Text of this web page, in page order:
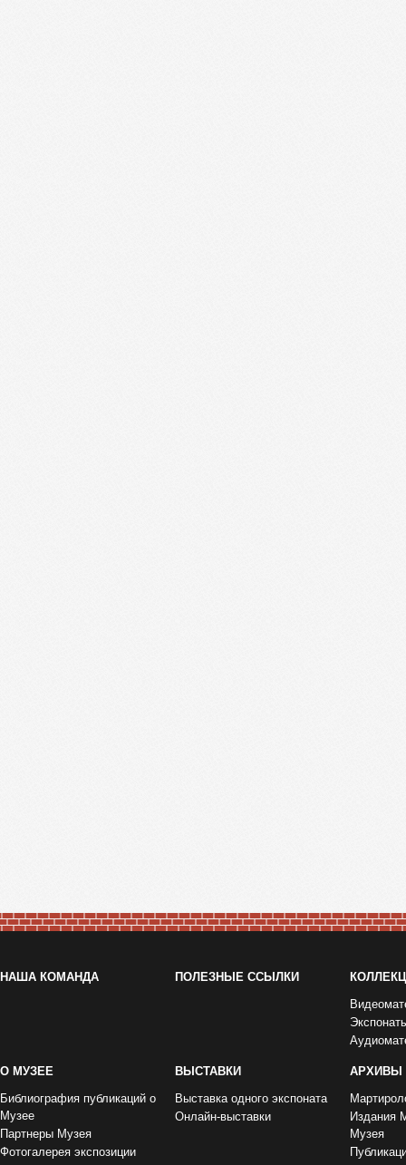
НАША КОМАНДА ПОЛЕЗНЫЕ ССЫЛКИ
О МУЗЕЕ
Библиография публикаций о
Музее
Партнеры Музея
Фотогалерея экспозиции
ВЫСТАВКИ
Выставка одного экспоната
Онлайн-выставки
АРХИВЫ
Издания
Музея